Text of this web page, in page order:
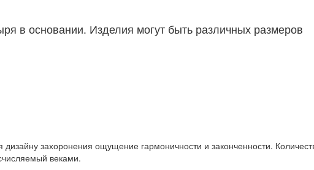
в основании. Изделия могут быть различных размеров
захоронения ощущение гармоничности и законченности.
веками.